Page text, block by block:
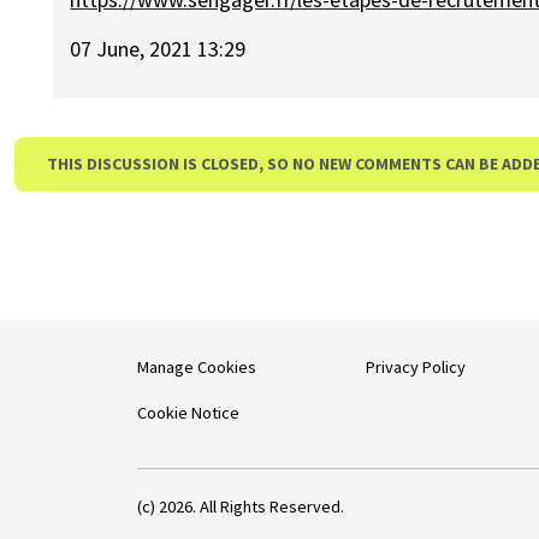
07 June, 2021 13:29
THIS DISCUSSION IS CLOSED, SO NO NEW COMMENTS CAN BE
Manage Cookies
Cookie Notice
Privacy Policy
(c) 2026. All Rights Reserved.